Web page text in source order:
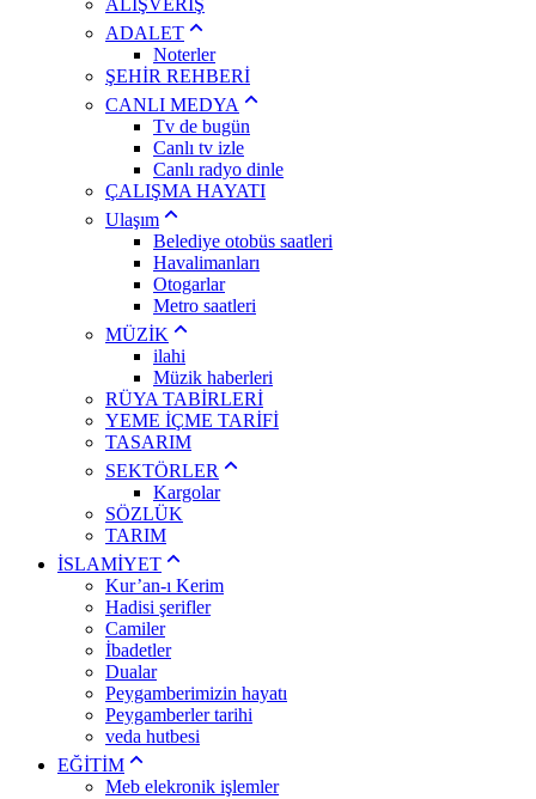
ADALET
Noterler
ŞEHİR REHBERİ
CANLI MEDYA
Tv de bugün
Canlı tv izle
Canlı radyo dinle
ÇALIŞMA HAYATI
Ulaşım
Belediye otobüs saatleri
Havalimanları
Otogarlar
Metro saatleri
MÜZİK
ilahi
Müzik haberleri
RÜYA TABİRLERİ
YEME İÇME TARİFİ
TASARIM
SEKTÖRLER
Kargolar
SÖZLÜK
TARIM
İSLAMİYET
Kur’an-ı Kerim
Hadisi şerifler
Camiler
İbadetler
Dualar
Peygamberimizin hayatı
Peygamberler tarihi
veda hutbesi
EĞİTİM
Meb elekronik işlemler